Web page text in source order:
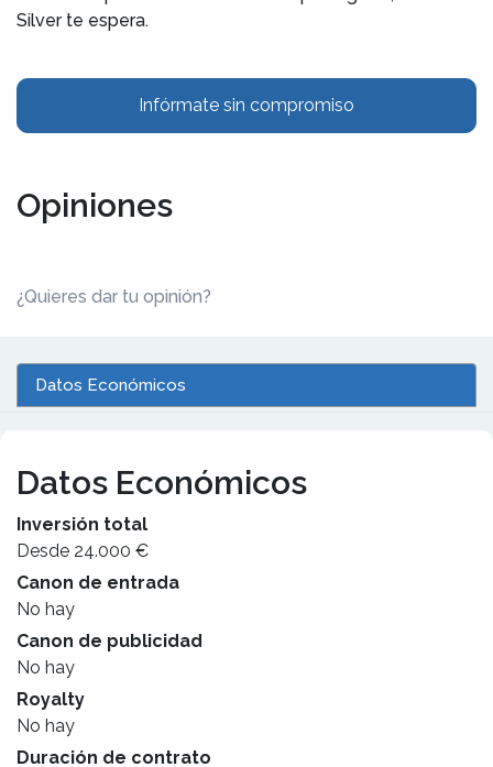
Silver te espera.
Infórmate sin compromiso
Opiniones
¿Quieres dar tu opinión?
Datos Económicos
Datos Económicos
Inversión total
Desde 24.000 €
Canon de entrada
No hay
Canon de publicidad
No hay
Royalty
No hay
Duración de contrato